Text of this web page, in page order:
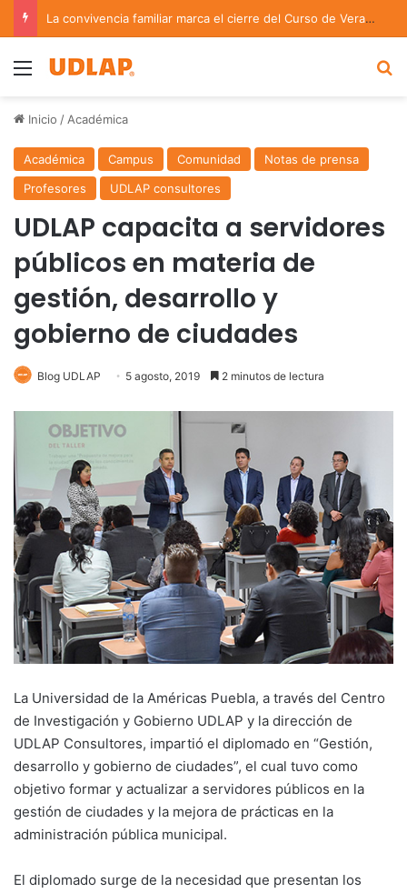
La convivencia familiar marca el cierre del Curso de Verano de Escuelas Aztecas
Menu
Inicio / Académica
Académica Campus Comunidad
Notas de prensa
Profesores
UDLAP consultores
UDLAP capacita a servidores
públicos en materia de
gestión, desarrollo y
gobierno de ciudades
Blog UDLAP 5 agosto, 2019 2 minutos de lectura
La Universidad de la Américas Puebla, a través del Centro
de Investigación y Gobierno UDLAP y la dirección de
UDLAP Consultores, impartió el diplomado en “Gestión,
desarrollo y gobierno de ciudades”, el cual tuvo como
objetivo formar y actualizar a servidores públicos en la
gestión de ciudades y la mejora de prácticas en la
administración pública municipal.
El diplomado surge de la necesidad que presentan los